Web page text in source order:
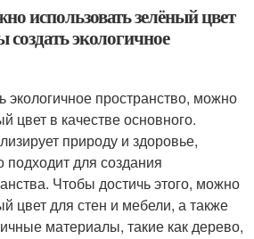
использовать зелёный цвет
создать экологичное
экологичное пространство, можно
цвет в качестве основного.
природу и здоровье,
подходит для создания
Чтобы достичь этого, можно
цвет для стен и мебели, а также
материалы, такие как дерево,